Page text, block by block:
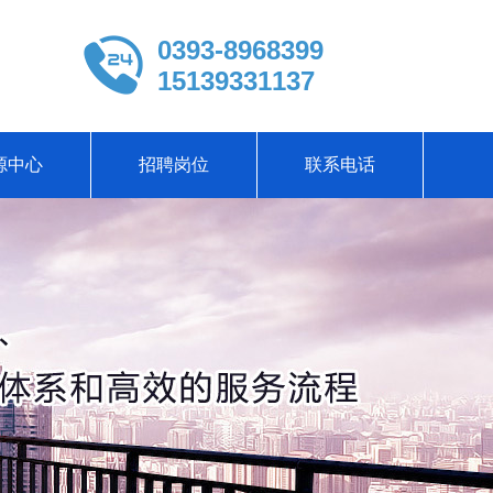
0393-8968399
15139331137
中心 招聘岗位 联系电话